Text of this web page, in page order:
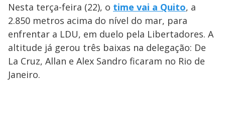
Nesta terça-feira (22), o time vai a Quito, a
2.850 metros acima do nível do mar, para
enfrentar a LDU, em duelo pela Libertadores. A
altitude já gerou três baixas na delegação: De
La Cruz, Allan e Alex Sandro ficaram no Rio de
Janeiro.